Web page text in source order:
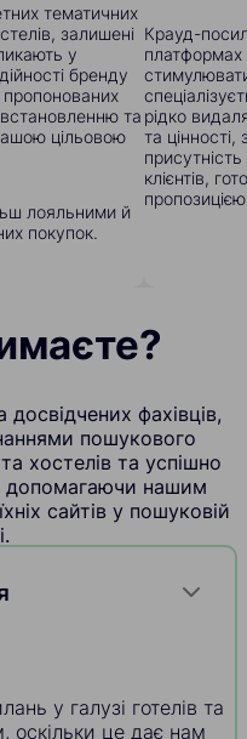
тематичних
залишені
у
бренду
та
цільовою
лояльними й
покупок.
Крауд-
рідко
та
клієнтів,
фахівців,
пошукового
хостелів та успішно
допомагаючи нашим
сайтів у пошуковій
у галузі готелів та
оскільки це дає нам